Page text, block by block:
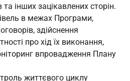
та інших зацікавлених сторін.
в межах Програми,
здійснення
про хід їх виконання,
впровадження Плану
життєвого циклу